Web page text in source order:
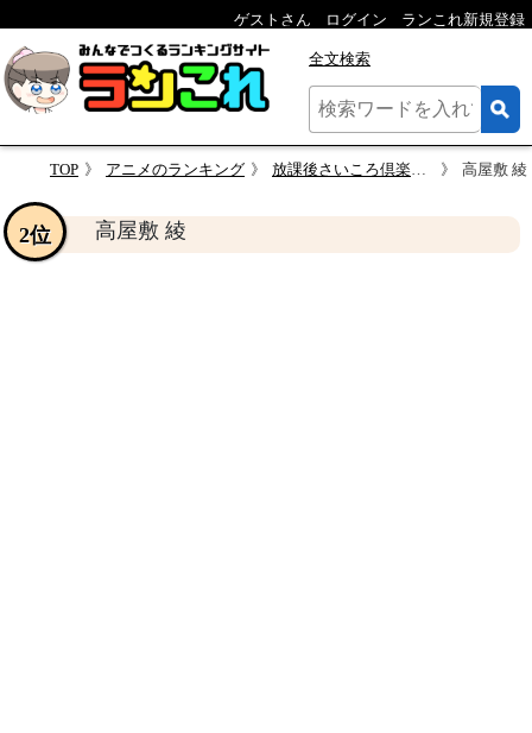
ゲストさん ログイン ランこれ新規登録
全文検索
TOP アニメのランキング 放課後さいころ倶楽部 キャラクター人気投票 高屋敷 綾
高屋敷 綾
2位